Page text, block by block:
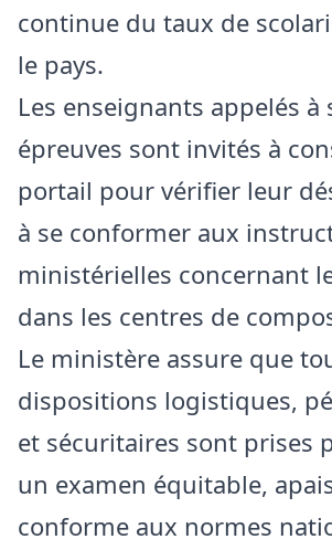
continue du taux de
le pays.
Les enseignants appelés à
épreuves sont invités à
portail pour vérifier leur
à se conformer aux
ministérielles concernant
dans les centres de
Le ministère assure que
dispositions logistiques,
et sécuritaires sont prises
un examen équitable,
conforme aux normes